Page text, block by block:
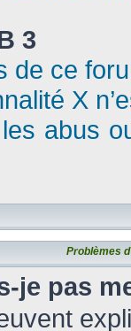
3
de ce
X
abus
Problèmes
je pas